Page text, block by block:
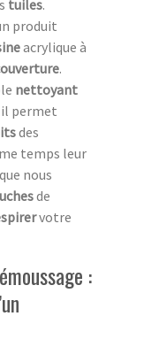
tuiles.
produit
acrylique à
.
nettoyant
il permet
des
temps leur
que nous
de
votre
: